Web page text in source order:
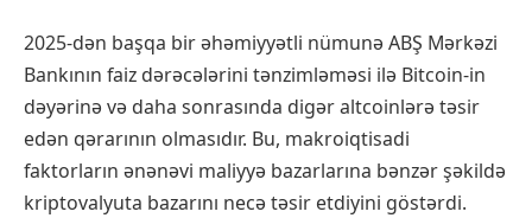
2025-dən başqa bir əhəmiyyətli nümunə ABŞ Mərkəzi
Bankının faiz dərəcələrini tənzimləməsi ilə Bitcoin-in
dəyərinə və daha sonrasında digər altcoinlərə təsir
edən qərarının olmasıdır. Bu, makroiqtisadi
faktorların ənənəvi maliyyə bazarlarına bənzər şəkildə
kriptovalyuta bazarını necə təsir etdiyini göstərdi.